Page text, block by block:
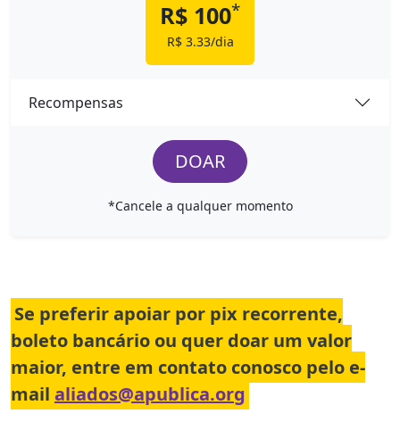
R$ 100*
R$ 3.33/dia
Recompensas
DOAR
*Cancele a qualquer momento
Se preferir apoiar por pix recorrente,
boleto bancário ou quer doar um valor
maior, entre em contato conosco pelo e-
mail aliados@apublica.org